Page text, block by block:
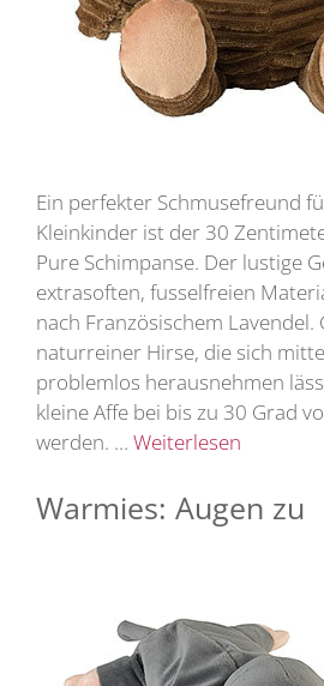
Ein perfekter Schmusefreund
Kleinkinder ist der 30
Pure Schimpanse. Der lustige
extrasoften, fusselfreien
nach Französischem
naturreiner Hirse, die sich
problemlos herausnehmen
kleine Affe bei bis zu 30 Grad
werden. … Weiterlesen
Warmies: Augen zu